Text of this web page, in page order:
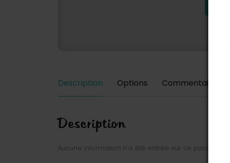
Description Options Commentaires
Description
Aucune information n'a été entrée sur ce parc.